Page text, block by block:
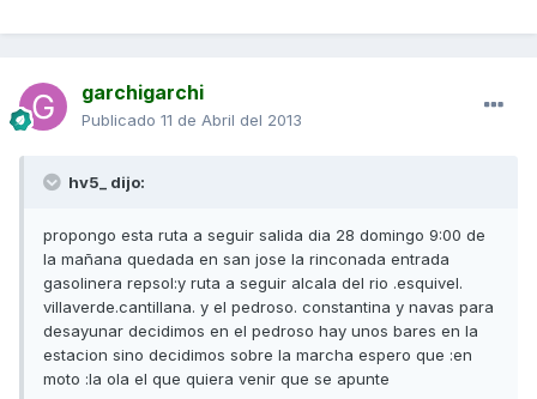
garchigarchi
Publicado 11 de Abril del 2013
hv5_ dijo:
propongo esta ruta a seguir salida dia 28 domingo 9:00 de
la mañana quedada en san jose la rinconada entrada
gasolinera repsol:y ruta a seguir alcala del rio .esquivel.
villaverde.cantillana. y el pedroso. constantina y navas para
desayunar decidimos en el pedroso hay unos bares en la
estacion sino decidimos sobre la marcha espero que :en
moto :la ola el que quiera venir que se apunte